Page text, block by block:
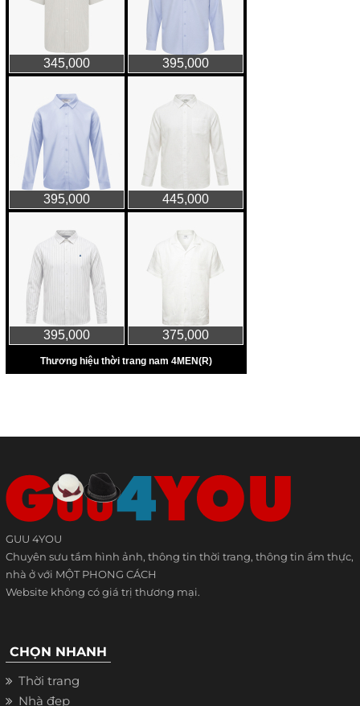
GUU 4YOU
Chuyên sưu tầm hình ảnh, thông tin thời trang, thông tin ẩm thực,
nhà ở với MỘT PHONG CÁCH
Website không có giá trị thương mại.
CHỌN NHANH
Thời trang
Nhà đẹp